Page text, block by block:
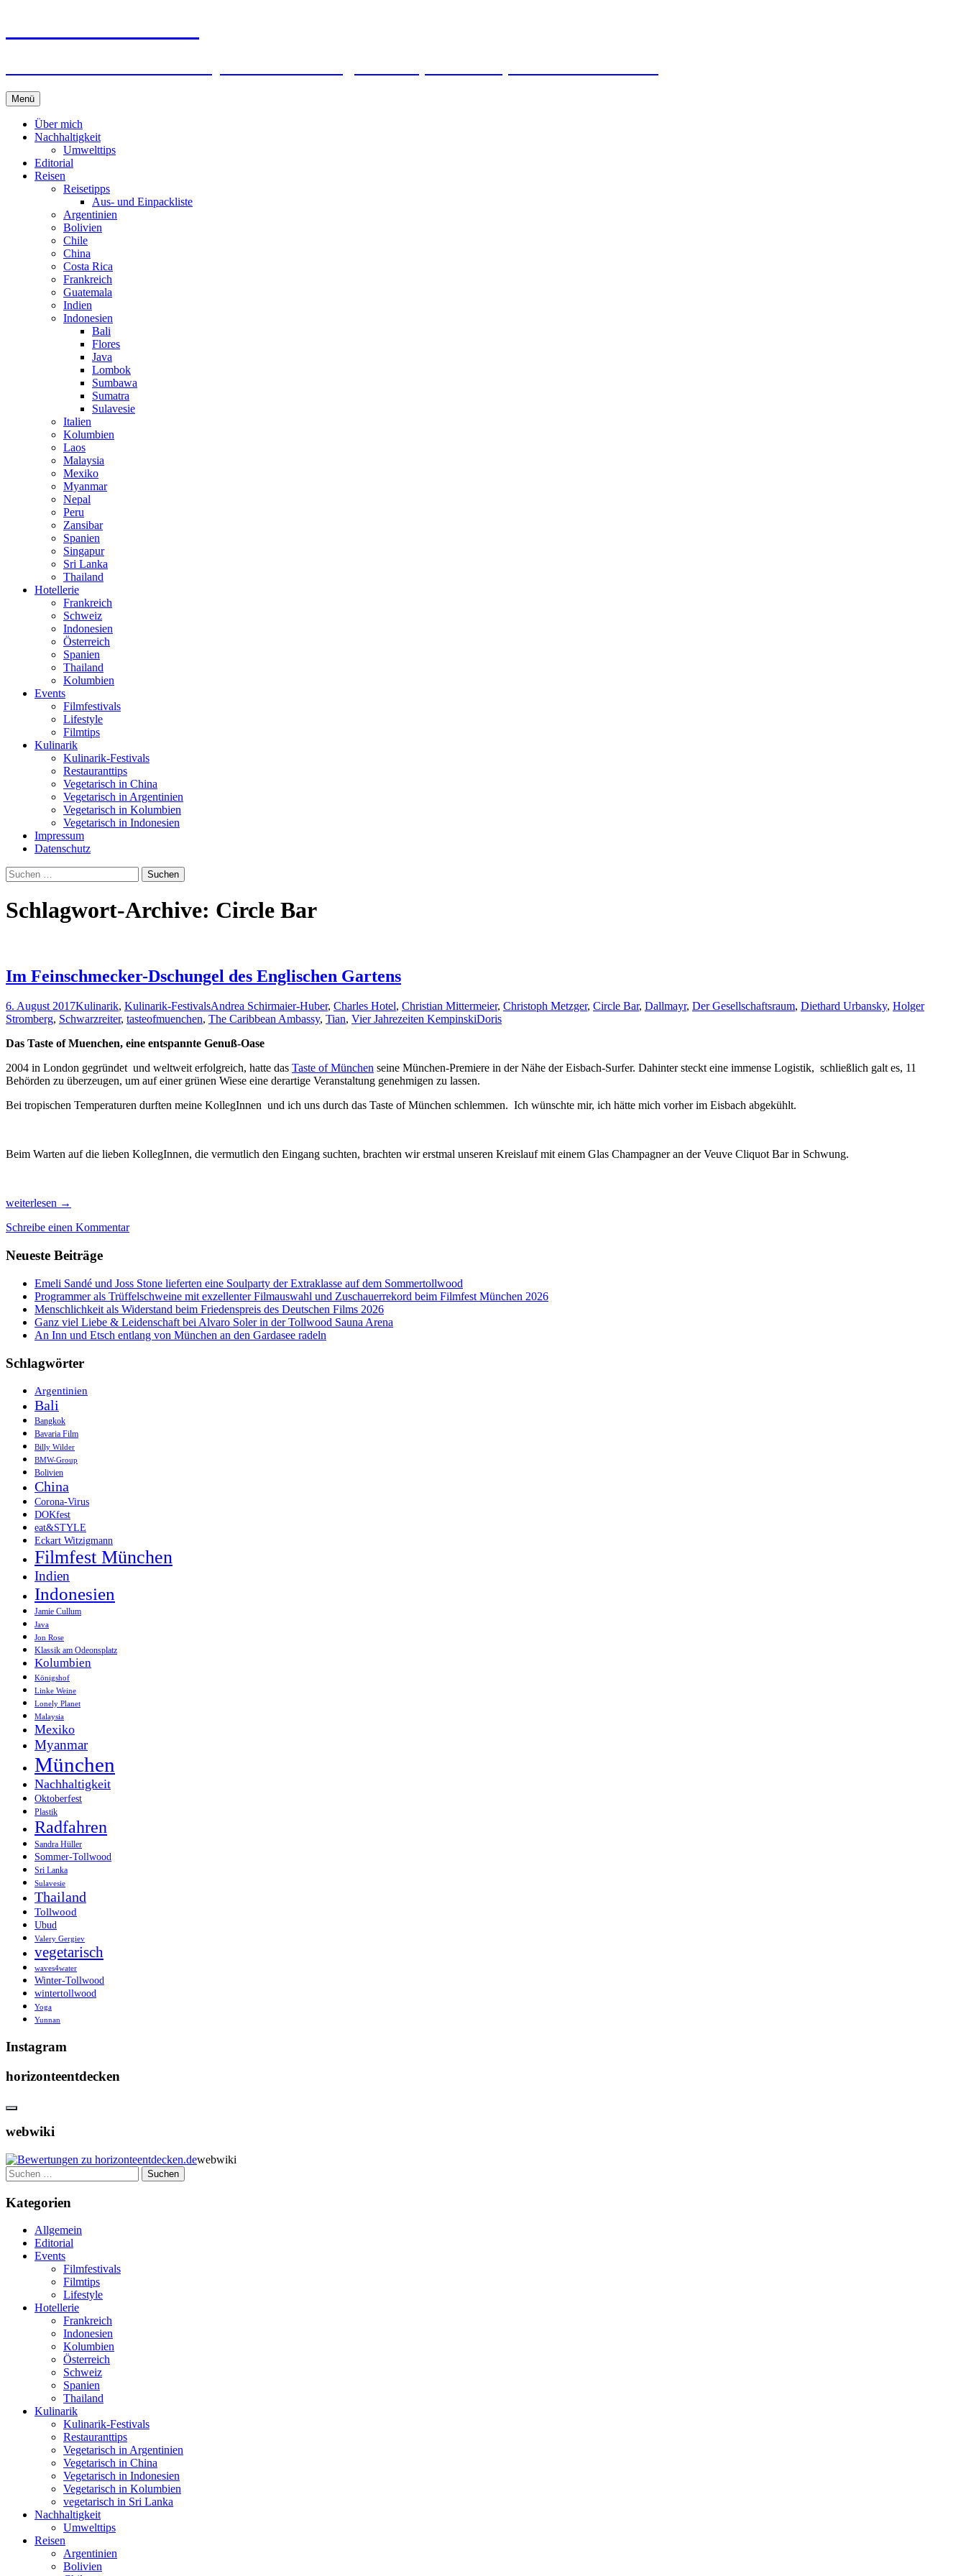
Menü Springe
zum
Inhalt
Über mich
Nachhaltigkeit
Umwelttips
Editorial
Reisen
Reisetipps
Aus- und Einpackliste
Argentinien
Bolivien
Chile
China
Costa Rica
Frankreich
Guatemala
Indien
Indonesien
Bali
Flores
Java
Lombok
Sumbawa
Sumatra
Sulavesie
Italien
Kolumbien
Laos
Malaysia
Mexiko
Myanmar
Nepal
Peru
Zansibar
Spanien
Singapur
Sri Lanka
Thailand
Hotellerie
Frankreich
Schweiz
Indonesien
Österreich
Spanien
Thailand
Kolumbien
Events
Filmfestivals
Lifestyle
Filmtips
Kulinarik
Kulinarik-Festivals
Restauranttips
Vegetarisch in China
Vegetarisch in Argentinien
Vegetarisch in Kolumbien
Vegetarisch in Indonesien
Impressum
Datenschutz
Suchen
nach:
Schlagwort-Archive: Circle Bar
Im Feinschmecker-Dschungel des Englischen Gartens
6. August 2017Kulinarik, Kulinarik-FestivalsAndrea Schirmaier-Huber, Charles Hotel, Christian Mittermeier, Christoph Metzger, Circle Bar, Dallmayr, Der Gesellschaftsraum, Diethard Urbansky, Holger
Stromberg, Schwarzreiter, tasteofmuenchen, The Caribbean Ambassy, Tian, Vier Jahrezeiten KempinskiDoris
Das Taste of Muenchen, eine entspannte Genuß-Oase
2004 in London gegründet und weltweit erfolgreich, hatte das Taste of München seine München-Premiere in der Nähe der Eisbach-Surfer. Dahinter steckt eine immense Logistik, schließlich galt es, 11
Behörden zu überzeugen, um auf einer grünen Wiese eine derartige Veranstaltung genehmigen zu lassen.
Bei tropischen Temperaturen durften meine KollegInnen und ich uns durch das Taste of München schlemmen. Ich wünschte mir, ich hätte mich vorher im Eisbach abgekühlt.
Beim Warten auf die lieben KollegInnen, die vermutlich den Eingang suchten, brachten wir erstmal unseren Kreislauf mit einem Glas Champagner an der Veuve Cliquot Bar in Schwung.
Im
Dschungel
Englischen
weiterlesen →
Schreibe einen Kommentar
Neueste Beiträge
Emeli Sandé und Joss Stone lieferten eine Soulparty der Extraklasse auf dem Sommertollwood
Programmer als Trüffelschweine mit exzellenter Filmauswahl und Zuschauerrekord beim Filmfest München 2026
Menschlichkeit als Widerstand beim Friedenspreis des Deutschen Films 2026
Ganz viel Liebe & Leidenschaft bei Alvaro Soler in der Tollwood Sauna Arena
An Inn und Etsch entlang von München an den Gardasee radeln
Schlagwörter
Argentinien
Bali
Bangkok
Bavaria Film
Billy Wilder
BMW-Group
Bolivien
China
Corona-Virus
DOKfest
eat&STYLE
Eckart Witzigmann
Filmfest München
Indien
Indonesien
Jamie Cullum
Java
Jon Rose
Klassik am Odeonsplatz
Kolumbien
Königshof
Linke Weine
Lonely Planet
Malaysia
Mexiko
Myanmar
München
Nachhaltigkeit
Oktoberfest
Plastik
Radfahren
Sandra Hüller
Sommer-Tollwood
Sri Lanka
Sulavesie
Thailand
Tollwood
Ubud
Valery Gergiev
vegetarisch
waves4water
Winter-Tollwood
wintertollwood
Yoga
Yunnan
Instagram
horizonteentdecken
webwiki
webwiki
Suchen
nach:
Kategorien
Allgemein
Editorial
Events
Filmfestivals
Filmtips
Lifestyle
Hotellerie
Frankreich
Indonesien
Kolumbien
Österreich
Schweiz
Spanien
Thailand
Kulinarik
Kulinarik-Festivals
Restauranttips
Vegetarisch in Argentinien
Vegetarisch in China
Vegetarisch in Indonesien
Vegetarisch in Kolumbien
vegetarisch in Sri Lanka
Nachhaltigkeit
Umwelttips
Reisen
Argentinien
Bolivien